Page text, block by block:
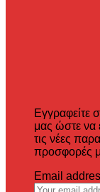
Εγγραφείτε
μας ώστε να
τις νέες
προσφορές
Email